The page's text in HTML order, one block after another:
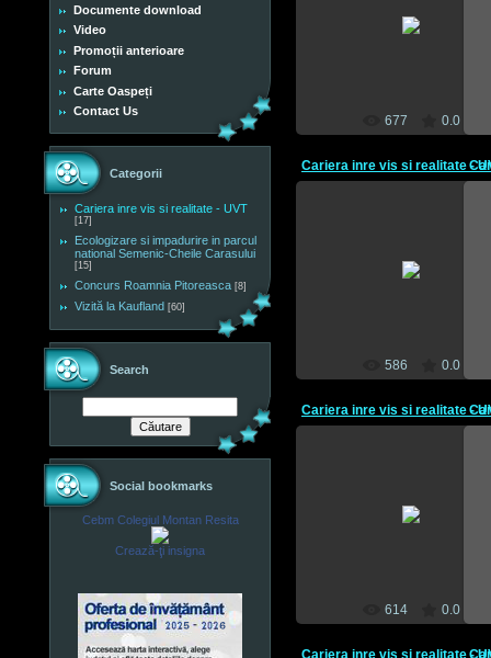
Documente download
Video
Promoții anterioare
Forum
Carte Oaspeți
Contact Us
Categorii
Cariera inre vis si realitate - UVT
[17]
Ecologizare si impadurire in parcul
national Semenic-Cheile Carasului
[15]
Concurs Roamnia Pitoreasca [8]
Vizită la Kaufland [60]
Search
Social bookmarks
Cebm Colegiul Montan Resita
Crează-ţi insigna
677 0.0
586 0.0
614 0.0